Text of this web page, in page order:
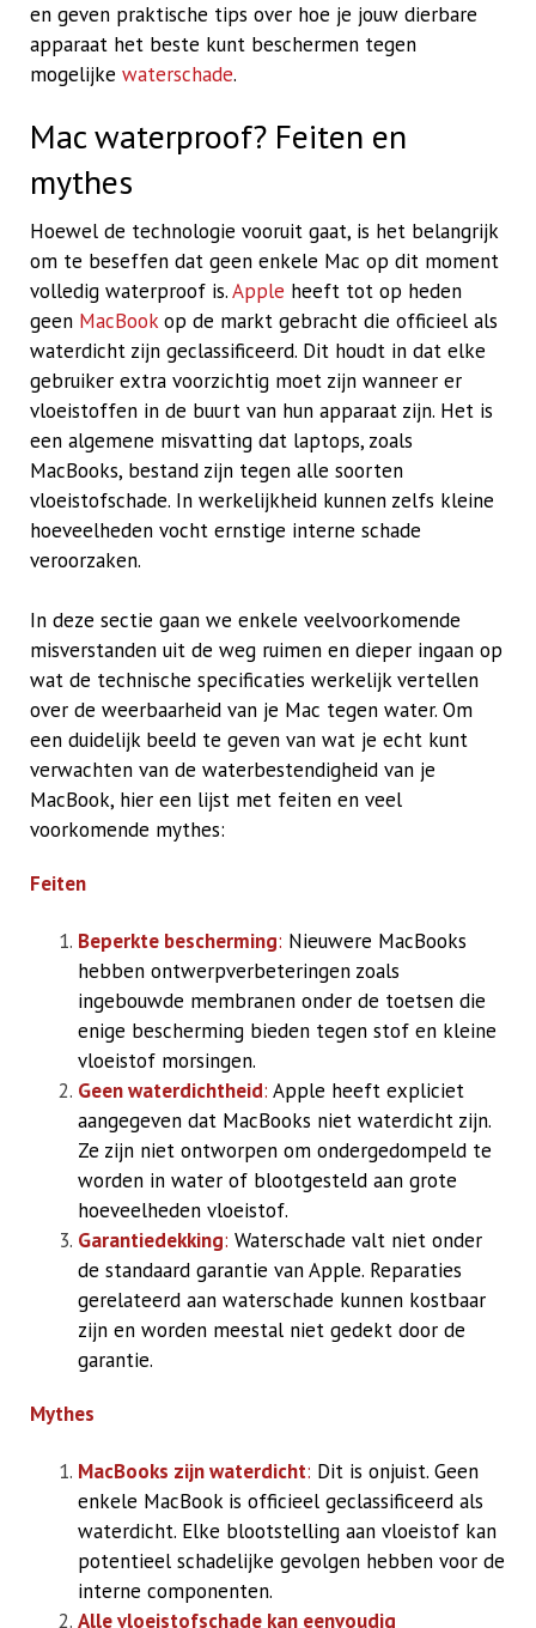
en geven praktische tips over hoe je jouw dierbare
apparaat het beste kunt beschermen tegen
mogelijke waterschade.
Mac waterproof? Feiten en
mythes
Hoewel de technologie vooruit gaat, is het belangrijk
om te beseffen dat geen enkele Mac op dit moment
volledig waterproof is.Apple heeft tot op heden
geen MacBookop de markt gebracht die officieel als
waterdicht zijn geclassificeerd. Dit houdt in dat elke
gebruiker extra voorzichtig moet zijn wanneer er
vloeistoffen in de buurt van hun apparaat zijn. Het is
een algemene misvatting dat laptops, zoals
MacBooks, bestand zijn tegen alle soorten
vloeistofschade. In werkelijkheid kunnen zelfs kleine
hoeveelheden vocht ernstige interne schade
veroorzaken.
In deze sectie gaan we enkele veelvoorkomende
misverstanden uit de weg ruimen en dieper ingaan op
wat de technische specificaties werkelijk vertellen
over de weerbaarheid van je Mac tegen water. Om
een duidelijk beeld te geven van wat je echt kunt
verwachten van de waterbestendigheid van je
MacBook, hier een lijst met feiten en veel
voorkomende mythes:
Feiten
Beperkte bescherming: Nieuwere MacBooks
hebben ontwerpverbeteringen zoals
ingebouwde membranen onder de toetsen die
enige bescherming bieden tegen stof en kleine
vloeistof morsingen.
Geen waterdichtheid: Apple heeft expliciet
aangegeven dat MacBooks niet waterdicht zijn.
Ze zijn niet ontworpen om ondergedompeld te
worden in water of blootgesteld aan grote
hoeveelheden vloeistof.
Garantiedekking: Waterschade valt niet onder
de standaard garantie van Apple. Reparaties
gerelateerd aan waterschade kunnen kostbaar
zijn en worden meestal niet gedekt door de
garantie.
Mythes
MacBooks zijn waterdicht: Dit is onjuist. Geen
enkele MacBook is officieel geclassificeerd als
waterdicht. Elke blootstelling aan vloeistof kan
potentieel schadelijke gevolgen hebben voor de
interne componenten.
Alle vloeistofschade kan eenvoudig